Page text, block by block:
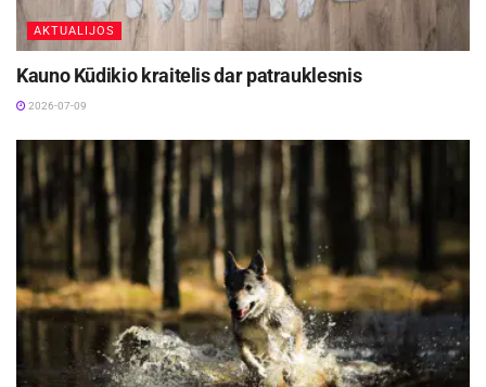
AKTUALIJOS
Kauno Kūdikio kraitelis dar patrauklesnis
2026-07-09